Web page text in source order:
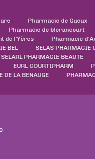
Pharmacie de Gueux
Pharmacie de blerancourt
de l'Yères
Pharmacie
BEL
SELAS PHARMACIE
SELARL PHARMACIE BEAUTE
EURL COURTIPHARM
DE LA BENAUGE